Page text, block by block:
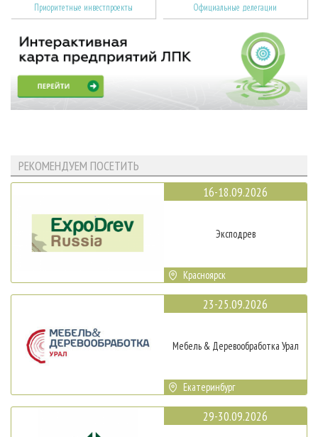
Приоритетные инвестпроекты Официальные делегации
РЕКОМЕНДУЕМ ПОСЕТИТЬ
16-18.09.2026
Эксподрев
Красноярск
23-25.09.2026
Мебель & Деревообработка Урал
Екатеринбург
29-30.09.2026